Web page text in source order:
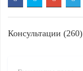
Консультации (260)